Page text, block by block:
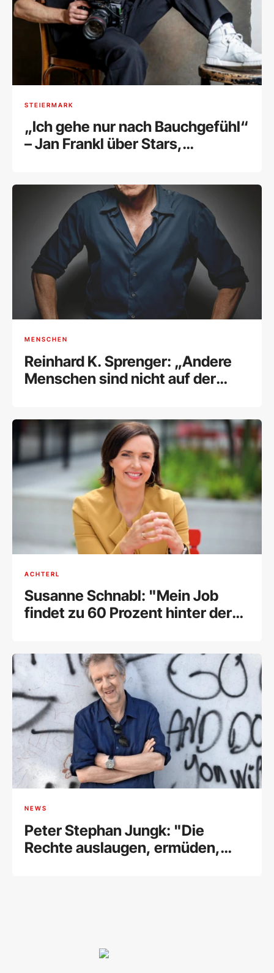
STEIERMARK
„Ich gehe nur nach Bauchgefühl“
– Jan Frankl über Stars,
MENSCHEN
Reinhard K. Sprenger: „Andere
Menschen sind nicht auf der
ACHTERL
Susanne Schnabl: "Mein Job
findet zu 60 Prozent hinter der
NEWS
Peter Stephan Jungk: "Die
Rechte auslaugen, ermüden,